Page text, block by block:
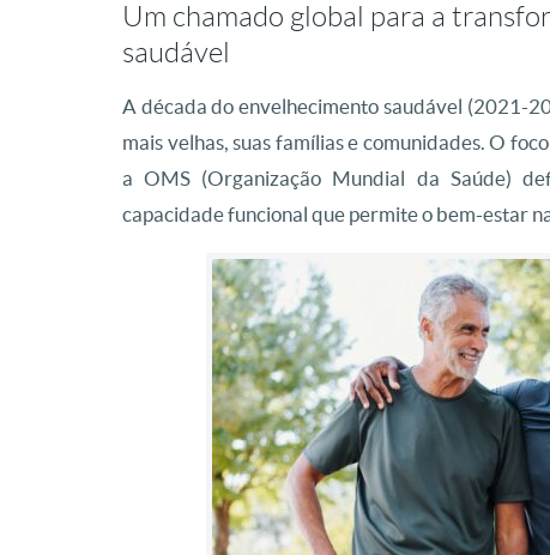
Um chamado global para a
saudável
A década do envelhecimento saudável (2021-
mais velhas, suas famílias e comunidades. O
a OMS (Organização Mundial da Saúde)
capacidade funcional que permite o bem-estar